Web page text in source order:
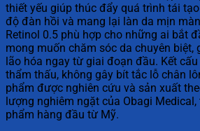
thiết yếu giúp thúc đẩy quá trình tái
độ đàn hồi và mang lại làn da mịn
Retinol 0.5 phù hợp cho những ai bắt
mong muốn chăm sóc da chuyên biệt,
lão hóa ngay từ giai đoạn đầu. Kết
thẩm thấu, không gây bít tắc lỗ chân
phẩm được nghiên cứu và sản xuất
lượng nghiêm ngặt của Obagi
phẩm hàng đầu từ Mỹ.